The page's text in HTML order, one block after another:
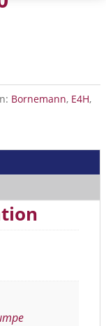
Menge
Bornemann, E4H,